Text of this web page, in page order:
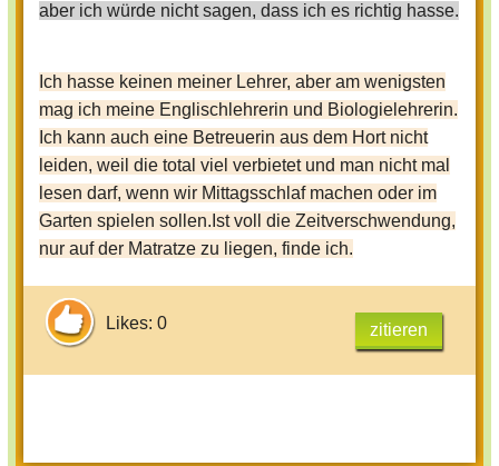
aber ich würde nicht sagen, dass ich es richtig hasse.
Ich hasse keinen meiner Lehrer, aber am wenigsten
mag ich meine Englischlehrerin und Biologielehrerin.
Ich kann auch eine Betreuerin aus dem Hort nicht
leiden, weil die total viel verbietet und man nicht mal
lesen darf, wenn wir Mittagsschlaf machen oder im
Garten spielen sollen.Ist voll die Zeitverschwendung,
nur auf der Matratze zu liegen, finde ich.
Likes: 0 zitieren